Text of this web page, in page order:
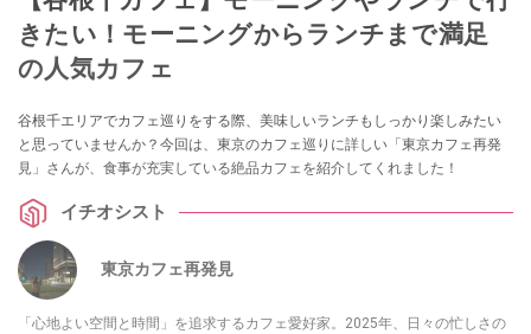
きたい！モーニングからランチまで満足
の人気カフェ
谷根千エリアでカフェ巡りをする際、美味しいランチもしっかり楽しみたい
と思っていませんか？今回は、東京のカフェ巡りに詳しい「東京カフェ再発
見」さんが、食事が充実している絶品カフェを紹介してくれました！
イチオシスト
東京カフェ再発見
「心地よい空間と時間」を追求するカフェ愛好家。2025年、日々の忙しさの